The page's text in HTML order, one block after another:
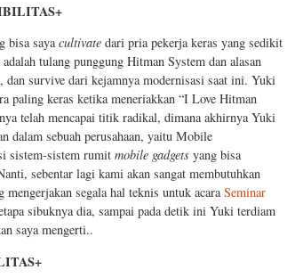
bisa sayacultivate dari pria pekerja keras yang sedikit
tulang punggung Hitman System dan alasan
dan survive dari kejamnya modernisasi saat ini. Yuki
paling keras ketika meneriakkan “I Love Hitman
telah mencapai titik radikal, dimana akhirnya Yuki
dalam sebuah perusahaan, yaitu Mobile
sistem-sistem rumit mobile gadgets yang bisa
sebentar lagi kami akan sangat membutuhkan
mengerjakan segala hal teknis untuk acaraSeminar
sibuknya dia, sampai pada detik ini Yuki terdiam
saya mengerti..